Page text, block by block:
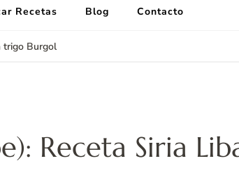
Recetas Blog Contacto
trigo Burgol
Receta Siria